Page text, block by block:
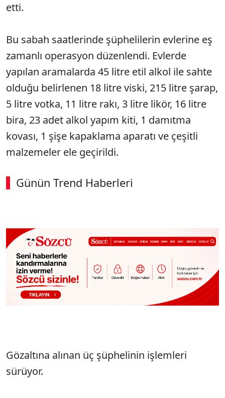
etti.
Bu sabah saatlerinde şüphelilerin evlerine eş
zamanlı operasyon düzenlendi. Evlerde
yapılan aramalarda 45 litre etil alkol ile sahte
olduğu belirlenen 18 litre viski, 215 litre şarap,
5 litre votka, 11 litre rakı, 3 litre likör, 16 litre
bira, 23 adet alkol yapım kiti, 1 damıtma
kovası, 1 şişe kapaklama aparatı ve çeşitli
malzemeler ele geçirildi.
Günün Trend Haberleri
00:02 / 03:53
Gözaltına alınan üç şüphelinin işlemleri
sürüyor.